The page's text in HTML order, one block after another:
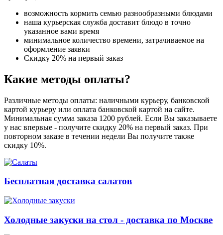
возможность кормить семью разнообразными блюдами
наша курьерская служба доставит блюдо в точно
указанное вами время
минимальное количество времени, затрачиваемое на
оформление заявки
Скидку 20% на первый заказ
Какие методы оплаты?
Различные методы оплаты: наличными курьеру, банковской
картой курьеру или оплата банковской картой на сайте.
Минимальная сумма заказа 1200 рублей. Если Вы заказываете
у нас впервые - получите скидку 20% на первый заказ. При
повторном заказе в течении недели Вы получите также
скидку 10%.
Бесплатная доставка салатов
Холодные закуски на стол - доставка по Москве